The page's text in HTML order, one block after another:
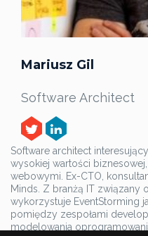
Mariusz Gil
Software Architect
Software architect
wysokiej wartości
webowymi. Ex-CTO,
Minds. Z branżą IT związany
wykorzystuje EventStorming
pomiędzy zespołami
modelowania